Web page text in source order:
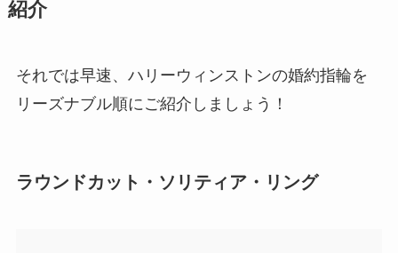
紹介
それでは早速、ハリーウィンストンの婚約指輪を
リーズナブル順にご紹介しましょう！
ラウンドカット・ソリティア・リング